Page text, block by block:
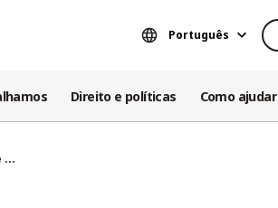
Português
Direito e políticas Como ajudar
...